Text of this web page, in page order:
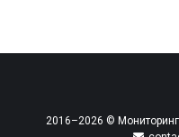
2016–2026 ©